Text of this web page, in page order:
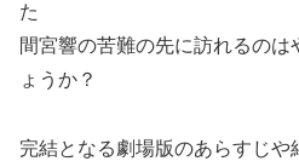
た
間宮響の苦難の先に訪れるのは
ょうか？
完結となる劇場版のあらすじ